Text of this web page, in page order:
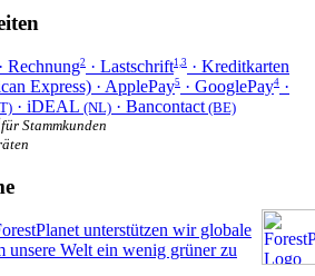
· Rechnung2 · Lastschrift1,3 · Kreditkarten
Express) · ApplePay5 · GooglePay4 ·
· iDEAL (NL) · Bancontact (BE)
für Stammkunden
unterstützen wir globale
unsere Welt ein wenig grüner zu